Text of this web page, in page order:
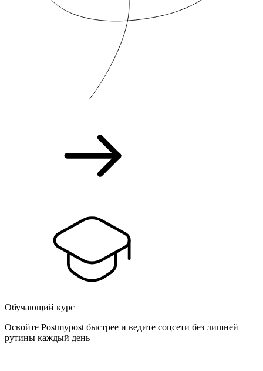
Обучающий курс
Освойте Postmypost быстрее и ведите соцсети без лишней
рутины каждый день